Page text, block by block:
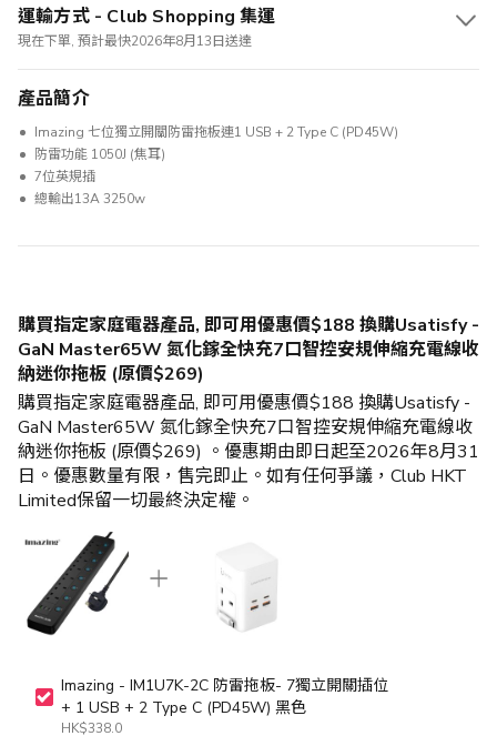
運輸方式 - Club Shopping 集運
現在下單, 預計最快2026年8月13日送達
產品簡介
Imazing 七位獨立開關防雷拖板連1 USB + 2 Type C (PD45W)
防雷功能 1050J (焦耳)
7位英規插
總輸出13A 3250w
購買指定家庭電器產品, 即可用優惠價$188 換購Usatisfy -
GaN Master65W 氮化鎵全快充7口智控安規伸縮充電線收
納迷你拖板 (原價$269)
購買指定家庭電器產品, 即可用優惠價$188 換購Usatisfy -
GaN Master65W 氮化鎵全快充7口智控安規伸縮充電線收
納迷你拖板 (原價$269) 。優惠期由即日起至2026年8月31
日。優惠數量有限，售完即止。如有任何爭議，Club HKT
Limited保留一切最終決定權。
Imazing - IM1U7K-2C 防雷拖板- 7獨立開關插位
+ 1 USB + 2 Type C (PD45W) 黑色
HK$338.0